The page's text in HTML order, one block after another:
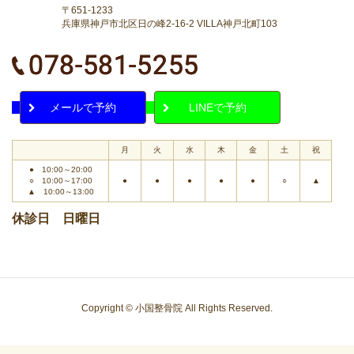
〒651-1233
兵庫県神戸市北区日の峰2-16-2 VILLA神戸北町103
メールで予約 LINEで予約
月 火 水 木 金 土 祝
● 10:00～20:00
○ 10:00～17:00
▲ 10:00～13:00
● ● ● ● ● ○ ▲
休診日 日曜日
Copyright © 小国整骨院 All Rights Reserved.